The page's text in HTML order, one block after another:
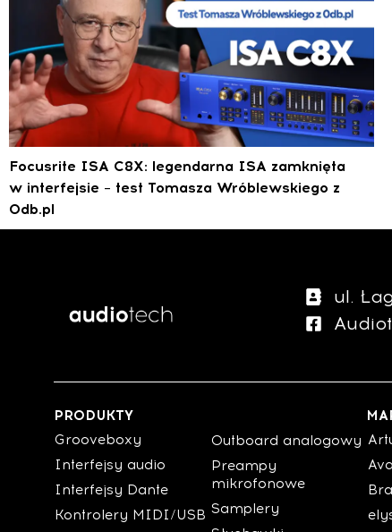
Focusrite ISA C8X: legendarna ISA zamknięta
w interfejsie – test Tomasza Wróblewskiego z
0db.pl
ul.
PRODUKTY
Grooveboxy
Interfejsy audio
Interfejsy Dante
Kontrolery MIDI/USB
Outboard analogowy
Preampy
mikrofonowe
Samplery